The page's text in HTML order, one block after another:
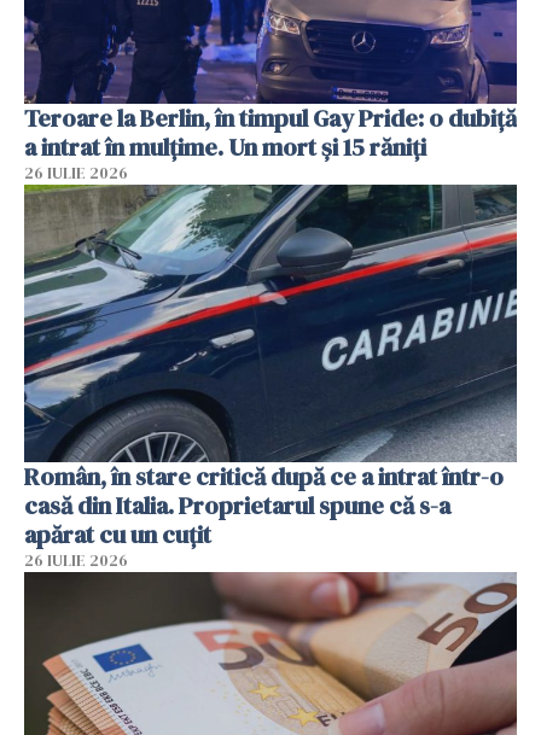
Teroare la Berlin, în timpul Gay Pride: o dubiță
a intrat în mulțime. Un mort și 15 răniți
26 IULIE 2026
Român, în stare critică după ce a intrat într-o
casă din Italia. Proprietarul spune că s-a
apărat cu un cuțit
26 IULIE 2026